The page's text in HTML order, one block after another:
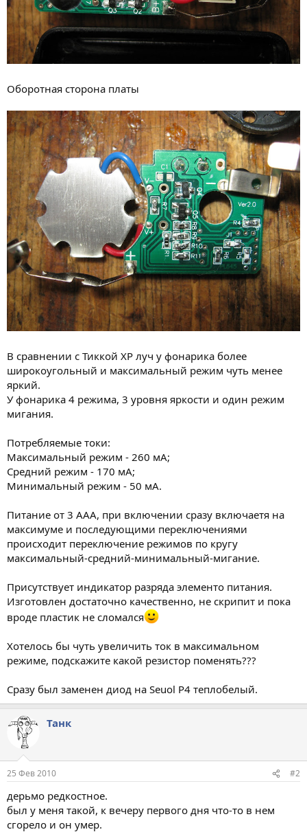
Оборотная сторона платы
В сравнении с Тиккой ХР луч у фонарика более
широкоугольный и максимальный режим чуть менее
яркий.
У фонарика 4 режима, 3 уровня яркости и один режим
мигания.
Потребляемые токи:
Максимальный режим - 260 мА;
Средний режим - 170 мА;
Минимальный режим - 50 мА.
Питание от 3 ААА, при включении сразу включаетя на
максимуме и последующими переключениями
происходит переключение режимов по кругу
максимальный-средний-минимальный-мигание.
Присутствует индикатор разряда элементо питания.
Изготовлен достаточно качественно, не скрипит и пока
вроде пластик не сломался
Хотелось бы чуть увеличить ток в максимальном
режиме, подскажите какой резистор поменять???
Сразу был заменен диод на Seuol P4 теплобелый.
Танк
25 Фев 2010 #2
дерьмо редкостное.
был у меня такой, к вечеру первого дня что-то в нем
сгорело и он умер.